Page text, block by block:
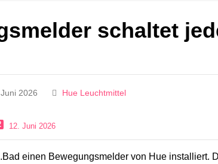
schaltet
2026 Hue Leuchtmittel
12. Juni 2026
einen Bewegungsmelder von Hue installiert.